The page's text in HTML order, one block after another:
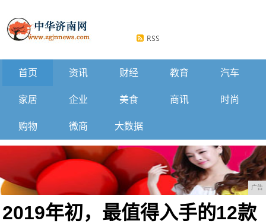
首页 资讯 财经 教育 汽车
家居 企业 美食 商讯 时尚
购物 微商 大数据
广告
2019年初，最值得入手的12款